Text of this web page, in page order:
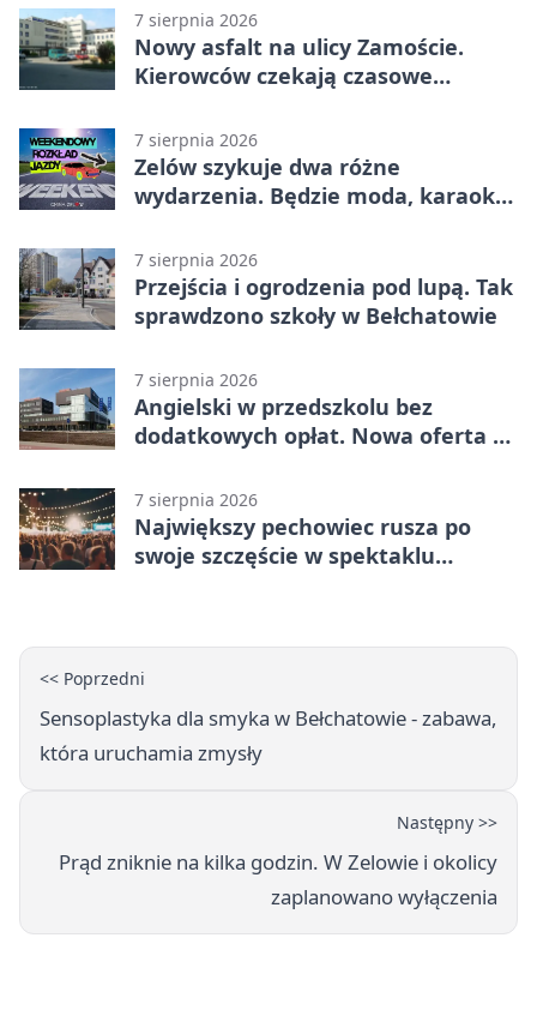
7 sierpnia 2026
Nowy asfalt na ulicy Zamoście.
Kierowców czekają czasowe
7 sierpnia 2026
Zelów szykuje dwa różne
wydarzenia. Będzie moda, karaoke
7 sierpnia 2026
Przejścia i ogrodzenia pod lupą. Tak
sprawdzono szkoły w Bełchatowie
7 sierpnia 2026
Angielski w przedszkolu bez
dodatkowych opłat. Nowa oferta w
7 sierpnia 2026
Największy pechowiec rusza po
swoje szczęście w spektaklu
<< Poprzedni
Sensoplastyka dla smyka w Bełchatowie - zabawa,
która uruchamia zmysły
Następny >>
Prąd zniknie na kilka godzin. W Zelowie i okolicy
zaplanowano wyłączenia